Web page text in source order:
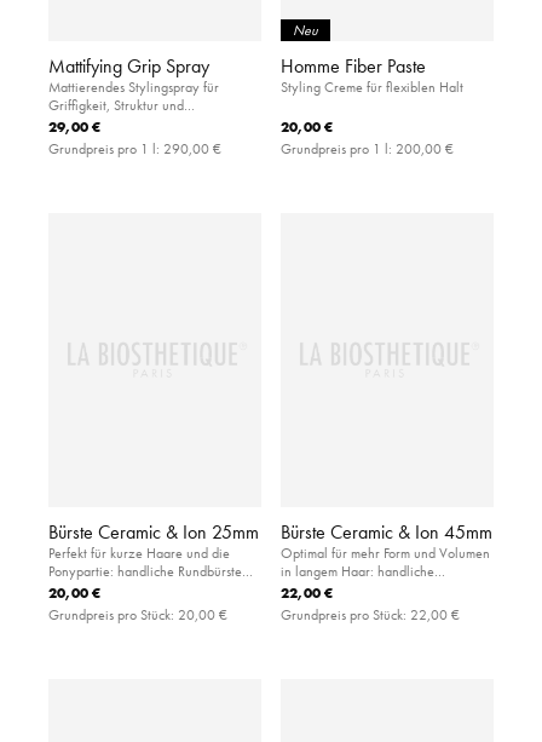
Mattifying Grip Spray
Mattierendes Stylingspray für
Griffigkeit, Struktur und
Ansatzvolumen
29,00 €
Grundpreis pro 1 l: 290,00 €
Neu
Homme Fiber Paste
Styling Creme für flexiblen Halt
20,00 €
Grundpreis pro 1 l: 200,00 €
Bürste Ceramic & Ion 25mm
Perfekt für kurze Haare und die
Ponypartie: handliche Rundbürste
aus haar- und kopfhautfreundlicher
Keramik
20,00 €
Grundpreis pro Stück: 20,00 €
Bürste Ceramic & Ion 45mm
Optimal für mehr Form und Volumen
in langem Haar: handliche
Rundbürste aus haar- und
kopfhautfreundlicher Keramik
22,00 €
Grundpreis pro Stück: 22,00 €